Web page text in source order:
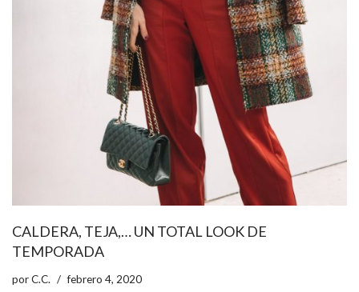
CALDERA, TEJA,… UN TOTAL LOOK DE
TEMPORADA
porC.C. febrero 4, 2020